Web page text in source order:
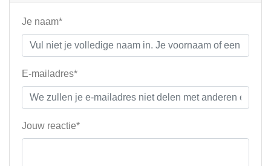
Je naam*
E-mailadres*
Jouw reactie*